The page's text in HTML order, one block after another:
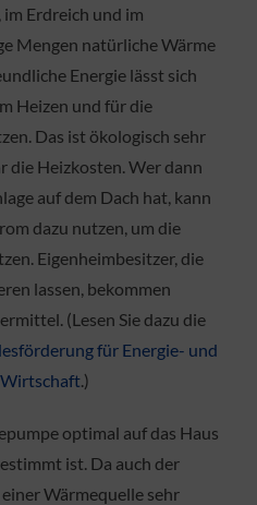
Erdreich und im
Mengen natürliche Wärme
Energie lässt sich
Heizen und für die
Das ist ökologisch sehr
die Heizkosten. Wer dann
auf dem Dach hat, kann
dazu nutzen, um die
Eigenheimbesitzer, die
lassen, bekommen
(Lesen Sie dazu die
für Energie- und
Wirtschaft.)
optimal auf das Haus
ist. Da auch der
Wärmequelle sehr